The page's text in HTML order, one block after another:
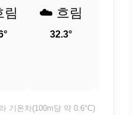
☁️ 흐림
32.3°
기온차(100m당 약 0.6°C)